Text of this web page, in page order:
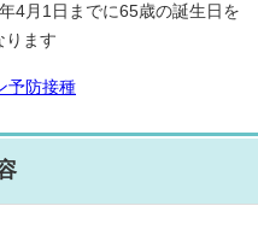
4月1日までに65歳の誕生日を
ります
予防接種